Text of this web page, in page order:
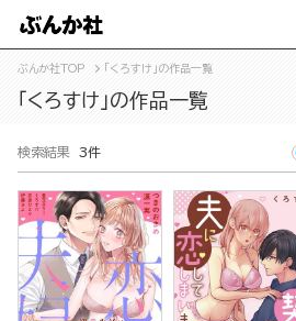
ぶんか社TOP 「くろすけ」の作品一覧
「くろすけ」の作品一覧
検索結果 3件